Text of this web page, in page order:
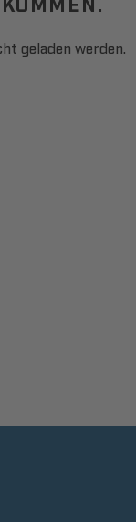
geladen werden.